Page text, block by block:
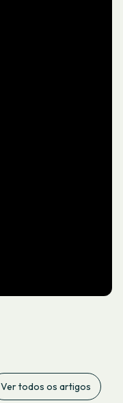
Ver todos os artigos